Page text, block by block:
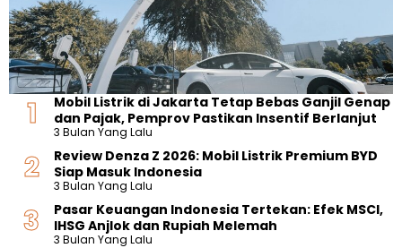
Mobil Listrik di Jakarta Tetap Bebas Ganjil Genap
dan Pajak, Pemprov Pastikan Insentif Berlanjut
3 Bulan Yang Lalu
Review Denza Z 2026: Mobil Listrik Premium BYD
Siap Masuk Indonesia
3 Bulan Yang Lalu
Pasar Keuangan Indonesia Tertekan: Efek MSCI,
IHSG Anjlok dan Rupiah Melemah
3 Bulan Yang Lalu